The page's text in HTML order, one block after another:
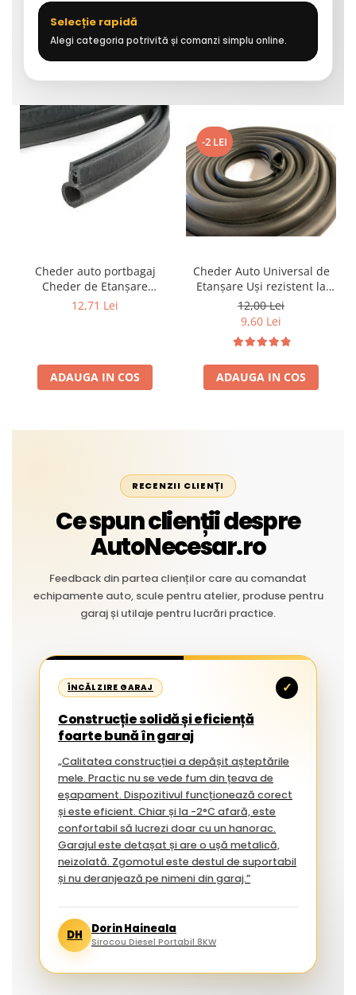
Selecție rapidă
Alegi categoria potrivită și comanzi simplu online.
Cheder auto portbagaj
Cheder de Etanșare
Profesional din Cauciuc -
Liniar
12,71 Lei
ADAUGA IN COS
-2 LEI
Cheder Auto Universal de
Etanșare Uși rezistent la
intemperii, raze UV,
îmbătrânire și temperaturi
extreme
12,00 Lei
9,60 Lei
ADAUGA IN COS
RECENZII CLIENȚI
Ce spun clienții despre
AutoNecesar.ro
Feedback din partea clienților care au comandat
echipamente auto, scule pentru atelier, produse pentru
garaj și utilaje pentru lucrări practice.
ÎNCĂLZIRE GARAJ ✓
Construcție solidă și eficiență
foarte bună în garaj
„Calitatea construcției a depășit așteptările
mele. Practic nu se vede fum din țeava de
eșapament. Dispozitivul funcționează corect
și este eficient. Chiar și la -2°C afară, este
confortabil să lucrezi doar cu un hanorac.
Garajul este detașat și are o ușă metalică,
neizolată. Zgomotul este destul de suportabil
și nu deranjează pe nimeni din garaj.”
DH Dorin Haineala
Sirocou Diesel Portabil 8KW